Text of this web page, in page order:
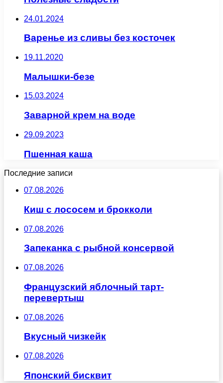
24.01.2024
Варенье из сливы без косточек
19.11.2020
Малышки-безе
15.03.2024
Заварной крем на воде
29.09.2023
Пшенная каша
Последние записи
07.08.2026
Киш с лососем и брокколи
07.08.2026
Запеканка с рыбной консервой
07.08.2026
Французский яблочный тарт-
перевертыш
07.08.2026
Вкусный чизкейк
07.08.2026
Японский бисквит